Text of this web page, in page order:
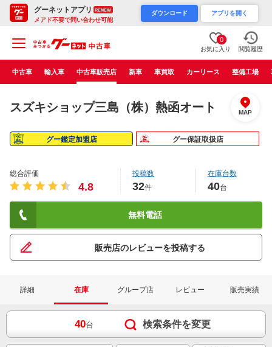
グーネットアプリ RENEW
メアド不要で問い合わせ可能
ダウンロード アプリを開く
0
お気に入り 閲覧履歴
中古車 輸入車 中古車販売店 新車 車買取 カーリース 整備工場
スズキショップ三島（株）熱函オート MAP
グー鑑定加盟店 グー保証取扱店
総合評価
4.8
投稿数
32件
在庫台数
40台
無料電話
販売店のレビューを投稿する
詳細 在庫 グループ店 レビュー 販売実績
40台 検索条件を変更